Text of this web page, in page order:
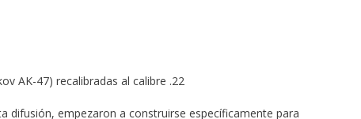
AK-47) recalibradas al calibre .22
difusión, empezaron a construirse específicamente para